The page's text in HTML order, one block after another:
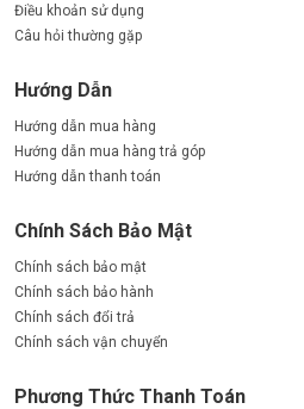
Điều khoản sử dụng
Câu hỏi thường gặp
Hướng Dẫn
Hướng dẫn mua hàng
Hướng dẫn mua hàng trả góp
Hướng dẫn thanh toán
Chính Sách Bảo Mật
Chính sách bảo mật
Chính sách bảo hành
Chính sách đổi trả
Chính sách vận chuyển
Phương Thức Thanh Toán